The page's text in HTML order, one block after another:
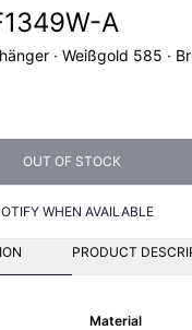
A
· Weißgold 585 ·
OUT OF STOCK
WHEN AVAILABLE
PRODUCT
Material